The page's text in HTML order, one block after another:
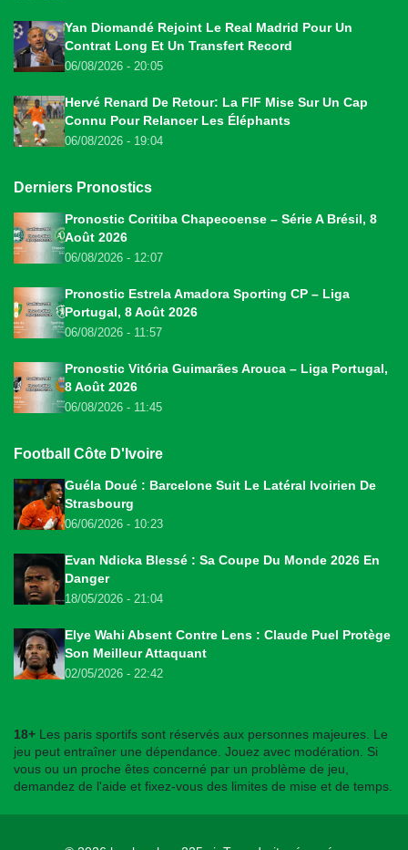
Yan Diomandé Rejoint Le Real Madrid Pour Un
Contrat Long Et Un Transfert Record
06/08/2026 - 20:05
Hervé Renard De Retour: La FIF Mise Sur Un Cap
Connu Pour Relancer Les Éléphants
06/08/2026 - 19:04
Derniers Pronostics
Pronostic Coritiba Chapecoense – Série A Brésil, 8
Août 2026
06/08/2026 - 12:07
Pronostic Estrela Amadora Sporting CP – Liga
Portugal, 8 Août 2026
06/08/2026 - 11:57
Pronostic Vitória Guimarães Arouca – Liga Portugal,
8 Août 2026
06/08/2026 - 11:45
Football Côte D'Ivoire
Guéla Doué : Barcelone Suit Le Latéral Ivoirien De
Strasbourg
06/06/2026 - 10:23
Evan Ndicka Blessé : Sa Coupe Du Monde 2026 En
Danger
18/05/2026 - 21:04
Elye Wahi Absent Contre Lens : Claude Puel Protège
Son Meilleur Attaquant
02/05/2026 - 22:42
18+ Les paris sportifs sont réservés aux personnes majeures. Le
jeu peut entraîner une dépendance. Jouez avec modération. Si
vous ou un proche êtes concerné par un problème de jeu,
demandez de l'aide et fixez-vous des limites de mise et de temps.